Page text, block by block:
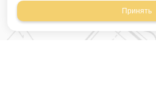
Принять